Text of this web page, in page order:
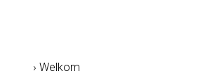
› Welkom